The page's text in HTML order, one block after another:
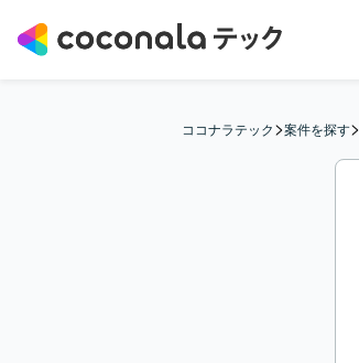
ココナラテック>案件を探す>